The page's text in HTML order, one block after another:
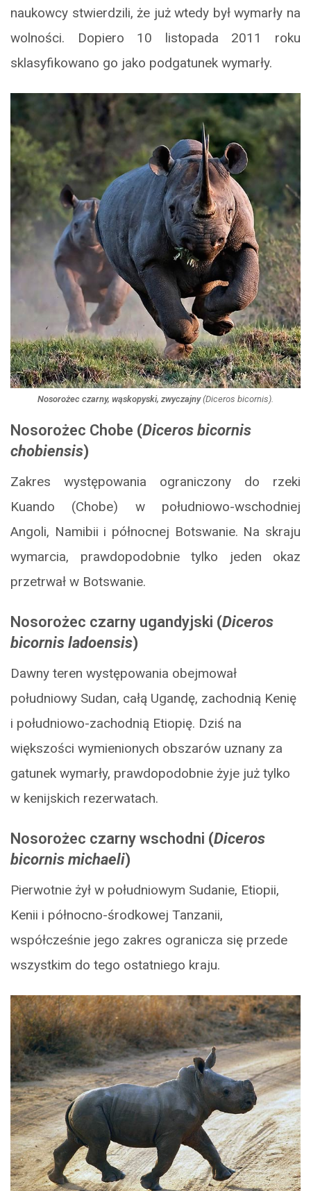
naukowcy stwierdzili, że już wtedy był wymarły na
wolności. Dopiero 10 listopada 2011 roku
sklasyfikowano go jako podgatunek wymarły.
Nosorożec czarny, wąskopyski, zwyczajny(Diceros bicornis).
Nosorożec Chobe (Diceros bicornis
chobiensis)
Zakres występowania ograniczony do rzeki
Kuando (Chobe) w południowo-wschodniej
Angoli, Namibii i północnej Botswanie. Na skraju
wymarcia, prawdopodobnie tylko jeden okaz
przetrwał w Botswanie.
Nosorożec czarny ugandyjski (Diceros
bicornis ladoensis)
Dawny teren występowania obejmował
południowy Sudan, całą Ugandę, zachodnią Kenię
i południowo-zachodnią Etiopię. Dziś na
większości wymienionych obszarów uznany za
gatunek wymarły, prawdopodobnie żyje już tylko
w kenijskich rezerwatach.
Nosorożec czarny wschodni (Diceros
bicornis michaeli)
Pierwotnie żył w południowym Sudanie, Etiopii,
Kenii i północno-środkowej Tanzanii,
współcześnie jego zakres ogranicza się przede
wszystkim do tego ostatniego kraju.